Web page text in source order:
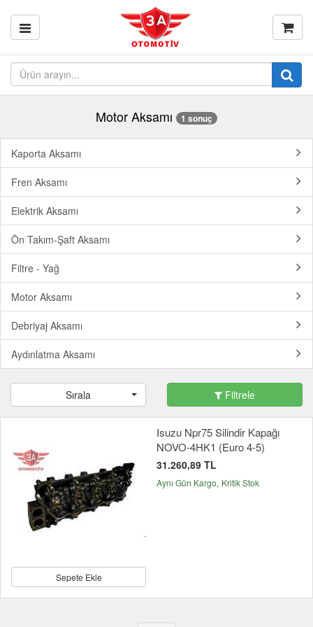
Motor Aksamı 1 sonuç
Kaporta Aksamı
Fren Aksamı
Elektrik Aksamı
Ön Takım-Şaft Aksamı
Filtre - Yağ
Motor Aksamı
Debriyaj Aksamı
Aydınlatma Aksamı
Sırala Filtrele
Sepete Ekle
Isuzu Npr75 Silindir Kapağı
NOVO-4HK1 (Euro 4-5)
31.260,89 TL
Aynı Gün Kargo Kritik Stok